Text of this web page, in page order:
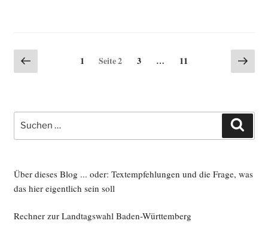
Seitennummerierung
der
Vorherige
Seite
Seite
1 Seite2 Seite
3 … Seite
11
Seite
Suche
nach:
Über dieses Blog ... oder: Textempfehlungen und die Frage, was
das hier eigentlich sein soll
Rechner zur Landtagswahl Baden-Württemberg